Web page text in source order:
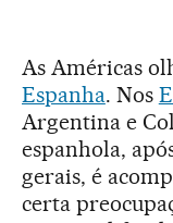
As Américas
Espanha. Nos
Argentina e
espanhola,
gerais, é
certa